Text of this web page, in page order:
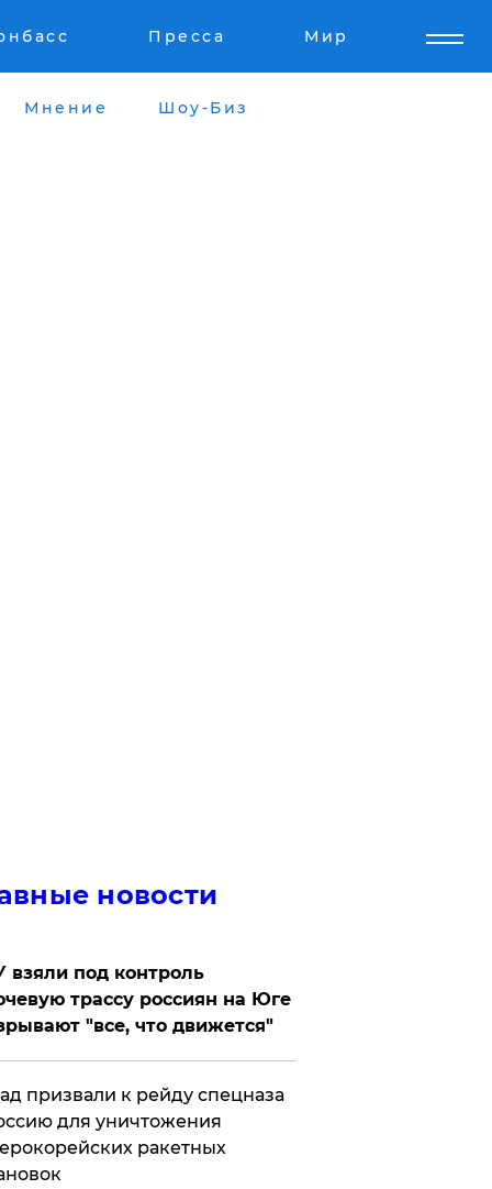
Пресса Мир
Мнение Шоу-Биз
новости
взяли под контроль
трассу россиян на Юге
"все, что движется"
призвали к рейду спецназа
для уничтожения
ракетных